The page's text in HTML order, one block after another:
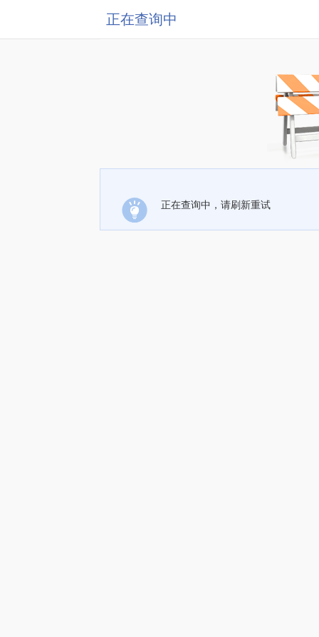
正在查询中
正在查询中，请刷新重试